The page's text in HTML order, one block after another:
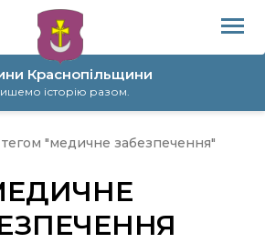
Краснопільщини
історію разом.
"медичне забезпечення"